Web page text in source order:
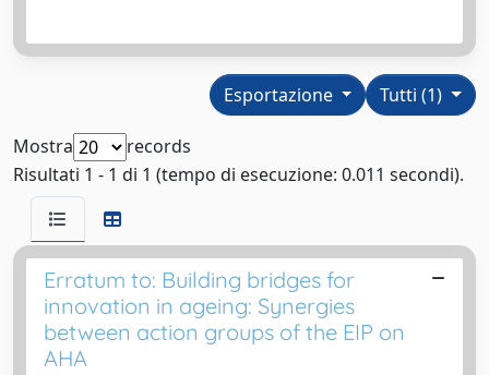
Tutti (1)
Esportazione
Mostra
records
Risultati 1 - 1 di 1 (tempo di esecuzione: 0.011 secondi).
Erratum to: Building bridges for
innovation in ageing: Synergies
between action groups of the EIP on
AHA